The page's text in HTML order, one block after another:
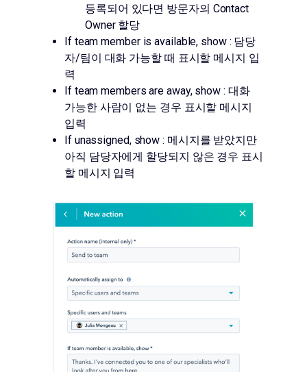
등록되어 있다면 방문자의 Contact
Owner 할당
If team member is available, show : 담당
자/팀이 대화 가능할 때 표시할 메시지 입
력
If team members are away, show : 대화
가능한 사람이 없는 경우 표시할 메시지
입력
If unassigned, show : 메시지를 받았지만
아직 담당자에게 할당되지 않은 경우 표시
할 메시지 입력